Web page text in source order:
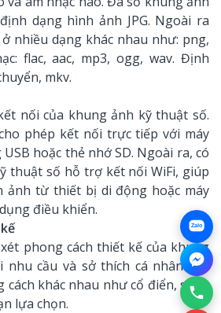
dạng hình ảnh JPG. Ngoài ra
nhiều dạng khác nhau như: png,
flac, aac, mp3, ogg, wav. Định
mkv.
nối của khung ảnh kỹ thuật số.
phép kết nối trực tiếp với máy
hoặc thẻ nhớ SD. Ngoài ra, có
thuật số hỗ trợ kết nối WiFi, giúp
ảnh từ thiết bị di động hoặc máy
điều khiển.
phong cách thiết kế của khung
cầu và sở thích cá nhân của
cách khác nhau như cổ điển, sang
lựa chọn.
Zalo